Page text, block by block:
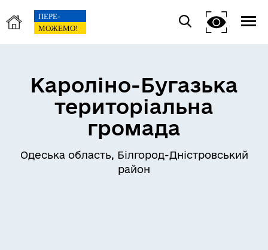
Кароліно-Бугазька
територіальна
громада
Одеська область, Білгород-Дністровський
район